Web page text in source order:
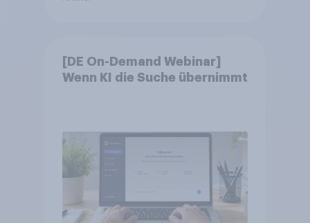
[DE On-Demand Webinar]
Wenn KI die Suche übernimmt